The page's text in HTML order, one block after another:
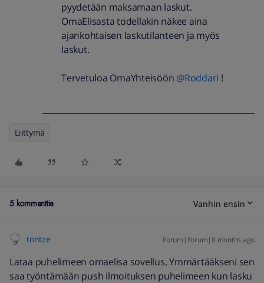
pyydetään maksamaan laskut.
OmaElisasta todellakin näkee aina
ajankohtaisen laskutilanteen ja myös
laskut.
Tervetuloa OmaYhteisöön ​ @Roddari !
Liittymä
5 kommenttia Vanhin ensin
tontze Forum|Forum|8 months ago
Lataa puhelimeen omaelisa sovellus. Ymmärtääkseni sen
saa työntämään push ilmoituksen puhelimeen kun lasku